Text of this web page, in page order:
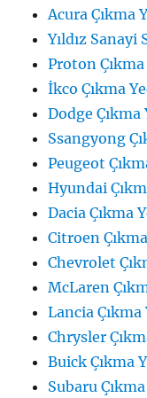
Acura Çıkma
Yıldız Sanayi
Proton
İkco Çıkma
Dodge
Ssangyong
Peugeot
Hyundai
Dacia Çıkma
Citroen
Chevrolet
McLaren
Lancia
Chrysler
Buick Çıkma
Subaru